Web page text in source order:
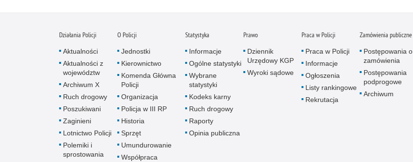
Działania Policji
Aktualności
Aktualności z
województw
Archiwum X
Ruch drogowy
Poszukiwani
Zaginieni
Lotnictwo Policji
Polemiki i
sprostowania
O Policji
Jednostki
Kierownictwo
Komenda Główna
Policji
Organizacja
Policja w III RP
Historia
Sprzęt
Umundurowanie
Współpraca
Statystyka
Informacje
Ogólne statystyki
Wybrane
statystyki
Kodeks karny
Ruch drogowy
Raporty
Opinia publiczna
Prawo
Dziennik
Urzędowy KGP
Wyroki sądowe
Praca w Policji
Praca w Policji
Informacje
Ogłoszenia
Listy rankingowe
Rekrutacja
Zamówienia publiczne
Postępowania o
zamówienia
Postępowania
podprogowe
Archiwum